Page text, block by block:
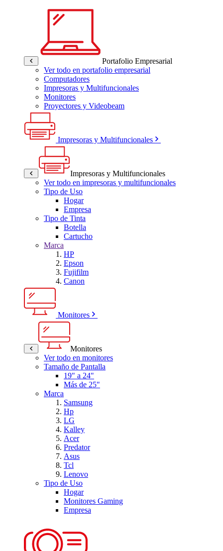
Portafolio Empresarial
Ver todo en portafolio empresarial
Computadores
Impresoras y Multifuncionales
Monitores
Proyectores y Videobeam
Impresoras y Multifuncionales
Impresoras y Multifuncionales
Ver todo en impresoras y multifuncionales
Tipo de Uso
Hogar
Empresa
Tipo de Tinta
Botella
Cartucho
Marca
HP
Epson
Fujifilm
Canon
Monitores
Monitores
Ver todo en monitores
Tamaño de Pantalla
19" a 24"
Más de 25"
Marca
Samsung
Hp
LG
Kalley
Acer
Predator
Asus
Tcl
Lenovo
Tipo de Uso
Hogar
Monitores Gaming
Empresa